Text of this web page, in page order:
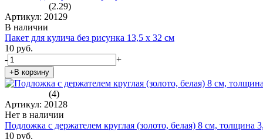
(2.29)
Артикул: 20129
В наличии
Пакет для кулича без рисунка 13,5 х 32 см
10 руб.
-
+
+В корзину
(4)
Артикул: 20128
Нет в наличии
Подложка с держателем круглая (золото, белая) 8 см, толщина
10 руб.